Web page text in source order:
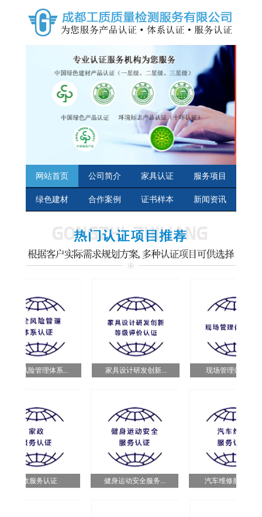
网站首页 公司简介 家具认证 服务项目
绿色建材 合作案例 证书样本 新闻资讯
全风险管理体系... 家具设计研发创新... 现场管理体系认证
家政服务认证 健身运动安全服务... 汽车维修服务认证